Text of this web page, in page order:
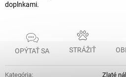
doplnkami.
OPÝTAŤ SA STRÁŽIŤ
Kategória:
Zlaté